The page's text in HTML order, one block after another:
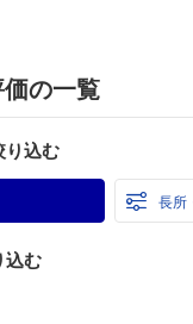
の一覧
り込む
長所
込む